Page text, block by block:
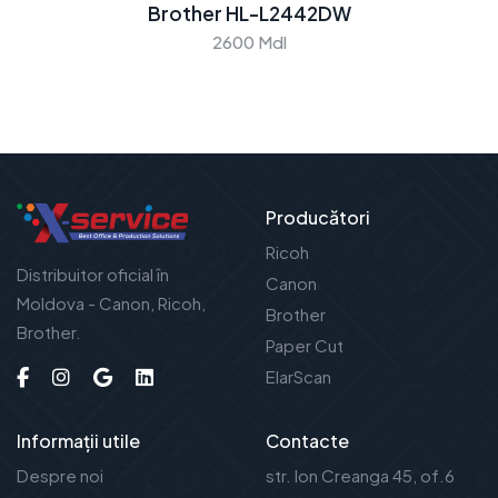
Brother HL-L2442DW
2600 Mdl
Distribuitor oficial în
Moldova - Canon, Ricoh,
Brother.
Producători
Ricoh
Canon
Brother
Paper Cut
ElarScan
Informații utile
Despre noi
Contacte
str. Ion Creanga 45, of.6